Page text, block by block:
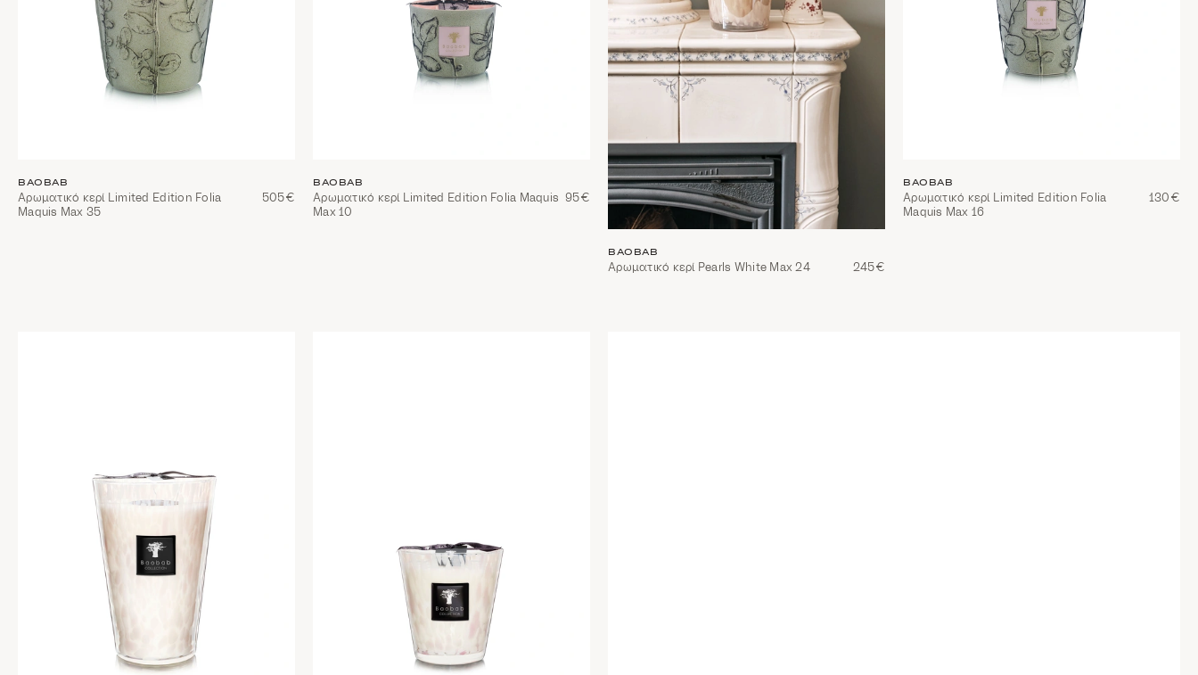
BAOBAB
Αρωματικό κερί Limited Edition Folia
Maquis Max 35
505€
BAOBAB
Αρωματικό κερί Limited Edition Folia Maquis
Max 10
95€
BAOBAB
Αρωματικό κερί Pearls White Max 24 245€
BAOBAB
Αρωματικό κερί Limited Edition Folia
Maquis Max 16
130€